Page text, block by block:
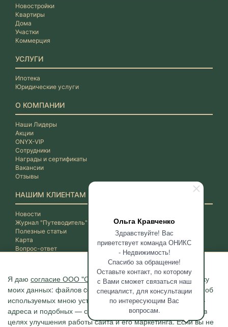
Ольга Кравченко
Здравствуйте! Вас
приветствует команда ОНИКС
- Недвижимость!
Спасибо за обращение!
Оставьте контакт, по которому
с Вами сможет связаться наш
специалист, для консультации
по интересующим Вас
вопросам.
Я даю согласие ООО "ОНИКС-Недвижимость"на обработку
моих данных: файлов cookie, сведений о моих действиях, об
используемых мною устройствах, даты и время сессии, IP-
адреса и подобных — с помощью метрических программ в
целях улучшения работы сайта и его маркетинга. Если вы не
Новостройки
Квартиры
Дома
Участки
Коммерция
УСЛУГИ
Ипотека
Юридические услуги
О КОМПАНИИ
Наши Лидеры
Акции
ONYX-VIP
Сотрудники
Награды и сертификаты
Вакансии
Отзывы
НАШИМ КЛИЕНТАМ
Новости
Журнал "Путеводитель"
Полезные статьи
Карта
Вопрос-ответ